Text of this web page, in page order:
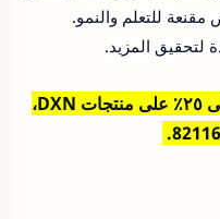
للتعلم والنمو.
لتحقيق المزيد.
للحصول على تخفيض بنسبة تصل إلى ٢٥٪ على منتجات DXN،
.